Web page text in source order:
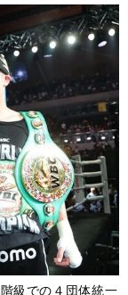
級での４団体統一